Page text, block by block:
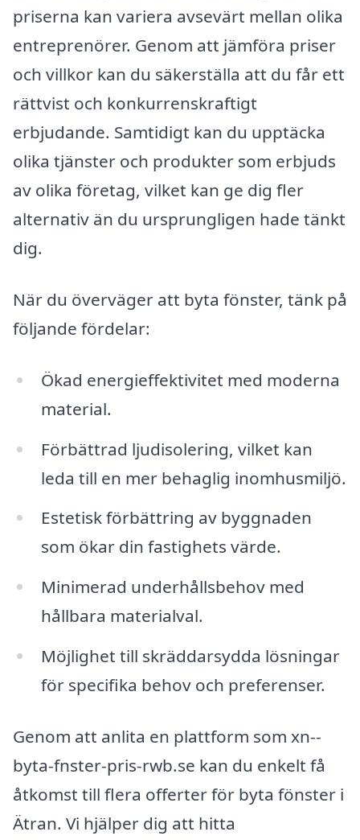
priserna kan variera avsevärt mellan olika
entreprenörer. Genom att jämföra priser
och villkor kan du säkerställa att du får ett
rättvist och konkurrenskraftigt
erbjudande. Samtidigt kan du upptäcka
olika tjänster och produkter som erbjuds
av olika företag, vilket kan ge dig fler
alternativ än du ursprungligen hade tänkt
dig.
När du överväger att byta fönster, tänk på
följande fördelar:
Ökad energieffektivitet med moderna
material.
Förbättrad ljudisolering, vilket kan
leda till en mer behaglig inomhusmiljö.
Estetisk förbättring av byggnaden
som ökar din fastighets värde.
Minimerad underhållsbehov med
hållbara materialval.
Möjlighet till skräddarsydda lösningar
för specifika behov och preferenser.
Genom att anlita en plattform som xn--
byta-fnster-pris-rwb.se kan du enkelt få
åtkomst till flera offerter för byta fönster i
Ätran. Vi hjälper dig att hitta